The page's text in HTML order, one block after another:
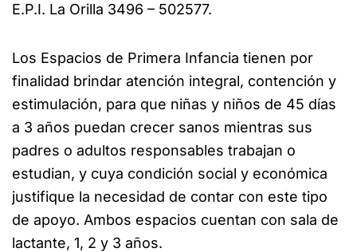
E.P.I. La Orilla 3496 – 502577.
Los Espacios de Primera Infancia tienen por
finalidad brindar atención integral, contención y
estimulación, para que niñas y niños de 45 días
a 3 años puedan crecer sanos mientras sus
padres o adultos responsables trabajan o
estudian, y cuya condición social y económica
justifique la necesidad de contar con este tipo
de apoyo. Ambos espacios cuentan con sala de
lactante, 1, 2 y 3 años.